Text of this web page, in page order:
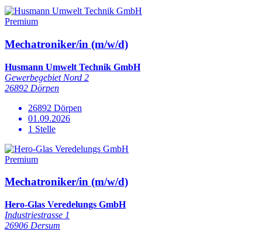
Premium
Mechatroniker/in (m/w/d)
Husmann Umwelt Technik GmbH
Gewerbegebiet Nord 2
26892 Dörpen
26892 Dörpen
01.09.2026
1 Stelle
Premium
Mechatroniker/in (m/w/d)
Hero-Glas Veredelungs GmbH
Industriestrasse 1
26906 Dersum